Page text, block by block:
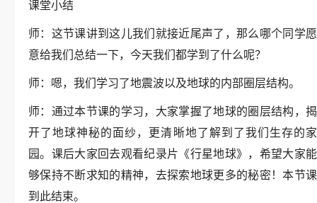
课堂小结
师：这节课讲到这儿我们就接近尾声了，那么哪个同学愿
意给我们总结一下，今天我们都学到了什么呢？
师：嗯，我们学习了地震波以及地球的内部圈层结构。
师：通过本节课的学习，大家掌握了地球的圈层结构，揭
开了地球神秘的面纱，更清晰地了解到了我们生存的家
园。课后大家回去观看纪录片《行星地球》，希望大家能
够保持不断求知的精神，去探索地球更多的秘密！本节课
到此结束。